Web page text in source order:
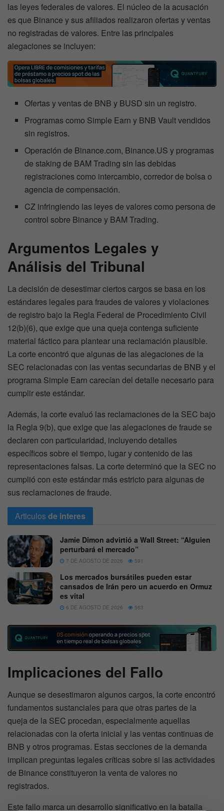
las leyes federales de valores. El núcleo de la acusación
es que Binance y sus afiliados realizaron ofertas y ventas
no registradas de valores. Entre las principales
alegaciones se incluyen:
Ofertas y ventas de BNB y BUSD sin un registro.
Programas como Simple Earn y BNB Vault vendidos
sin registros.
Operación de Binance.com, Binance.US y programas
de staking de BAM Trading sin las debidas
registraciones como intercambio, corredor de bolsa o
agencia de compensación.
CZ infringiendo las leyes de valores como persona de
control sobre Binance y BAM Trading.
Argumentos Legales y
Análisis del Tribunal
La decisión de desestimar ciertos cargos se basa en los
estándares legales para fraudes de valores y violaciones
de registro bajo la Regla Federal de Procedimiento Civil
12(b)(6), que exige que una queja contenga suficiente
material fáctico para plantear una reclamación plausible.
La corte encontró que algunas de las alegaciones de la
SEC relacionadas con las ventas secundarias de BNB y el
programa Simple Earn carecían del detalle necesario para
cumplir este estándar.
Además, la corte evaluó las reclamaciones de la SEC bajo
la Regla 9(b), que exige que las alegaciones de fraude se
declaren con particularidad, incluyendo detalles
específicos sobre el tiempo, lugar y contenido de las
representaciones falsas. La corte determinó que la SEC no
cumplió con este estándar más estricto para algunas de
sus reclamaciones de fraude.
Articulosde interes
Jamie Dimon advirtió a Wall Street: “Alguien
perturbará el mercado”
7 DE AGOSTO DE 2026 591
Los mercados bursátiles pueden estar
cansados de Irán pero un acuerdo en Ormuz
es vital
6 DE AGOSTO DE 2026 563
Implicaciones del Fallo
Aunque se desestimaron algunos cargos, la corte encontró
fundamentos sustanciales para que otras partes de la
queja de la SEC procedan, especialmente aquellas
relacionadas con la oferta inicial y las ventas continuas de
BNB y otros programas. Estas secciones de la demanda
implican preguntas legales críticas sobre si las actividades
de Binance constituyeron la venta de valores no
registrados.
Este fallo marca un desarrollo significativo en la batalla